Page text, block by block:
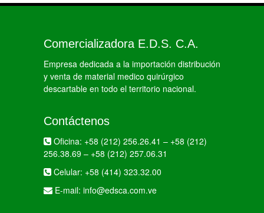
Comercializadora E.D.S. C.A.
Empresa dedicada a la importación distribución
y venta de material medico quirúrgico
descartable en todo el territorio nacional.
Contáctenos
Oficina: +58 (212) 256.26.41 – +58 (212)
256.38.69 – +58 (212) 257.06.31
Celular: +58 (414) 323.32.00
E-mail: info@edsca.com.ve